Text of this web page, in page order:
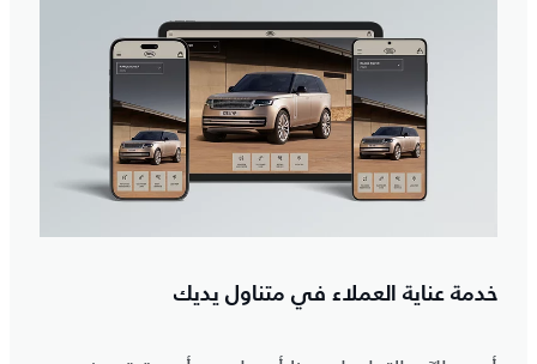
خدمة عناية العملاء في متناول يديك